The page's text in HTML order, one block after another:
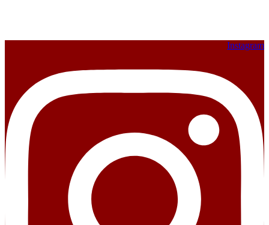
Instagram